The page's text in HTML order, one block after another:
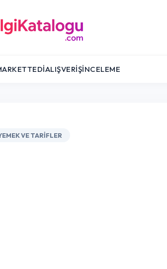
TEDIALIŞVERIŞİNCELEME
VE TARIFLER